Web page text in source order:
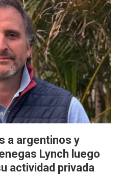
a argentinos y
Lynch luego
actividad privada